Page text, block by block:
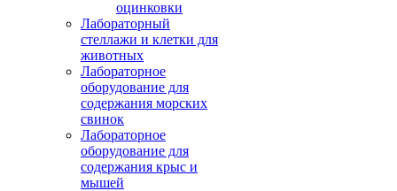
оцинковки
Лабораторный
стеллажи и клетки для
животных
Лабораторное
оборудование для
содержания морских
свинок
Лабораторное
оборудование для
содержания крыс и
мышей